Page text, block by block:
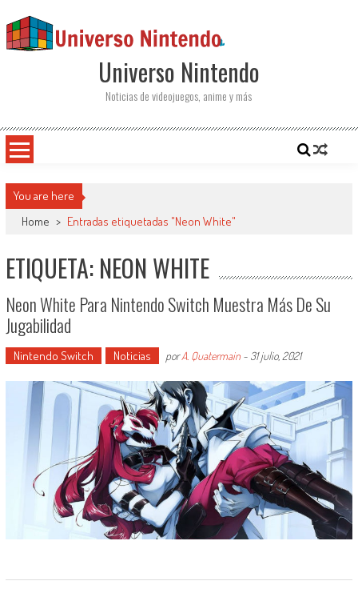
Universo Nintendo
Noticias de videojuegos, anime y más
You are here
Home > Entradas etiquetadas "Neon White"
ETIQUETA: NEON WHITE
Neon White Para Nintendo Switch Muestra Más De Su
Jugabilidad
Nintendo Switch Noticias porA. Quatermain- 31 julio, 2021